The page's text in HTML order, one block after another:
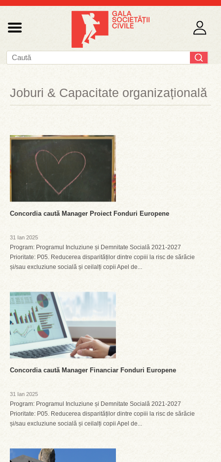
Joburi & Capacitate organizațională
Concordia caută Manager Proiect Fonduri Europene
31 Ian 2025
Program: Programul Incluziune și Demnitate Socială 2021-2027
Prioritate: P05. Reducerea disparităților dintre copiii la risc de sărăcie
și/sau excluziune socială și ceilalți copii Apel de...
Concordia caută Manager Financiar Fonduri Europene
31 Ian 2025
Program: Programul Incluziune și Demnitate Socială 2021-2027
Prioritate: P05. Reducerea disparităților dintre copiii la risc de sărăcie
și/sau excluziune socială și ceilalți copii Apel de...